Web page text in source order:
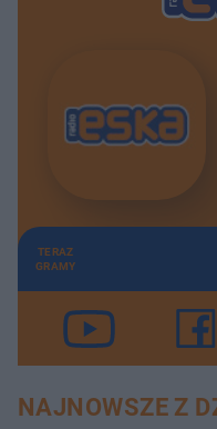
TERAZ
GRAMY
NAJNOWSZE Z